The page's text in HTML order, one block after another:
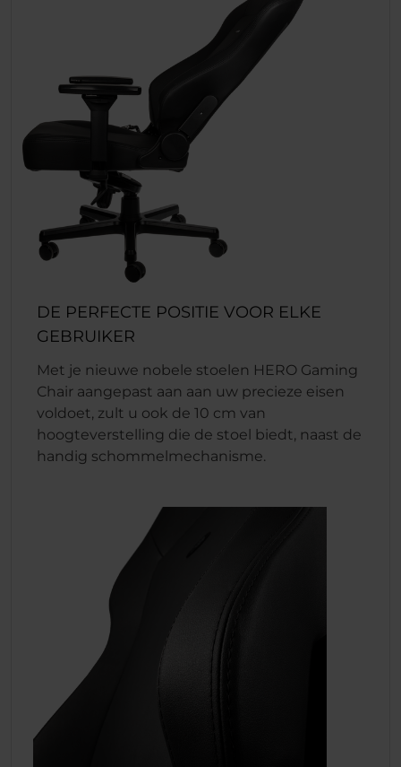
DE PERFECTE POSITIE VOOR ELKE
GEBRUIKER
Met je nieuwe nobele stoelen HERO Gaming
Chair aangepast aan aan uw precieze eisen
voldoet, zult u ook de 10 cm van
hoogteverstelling die de stoel biedt, naast de
handig schommelmechanisme.